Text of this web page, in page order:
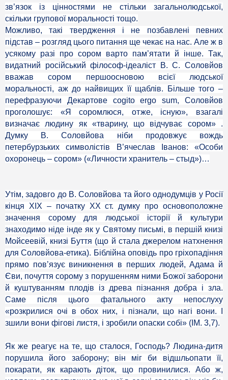
зв’язок із цінностями не стільки загальнолюдської,
скільки групової моральності тощо.
Можливо, такі твердження і не позбавлені певних
підстав – розгляд цього питання ще чекає на нас. Але ж в
усякому разі про сором варто пам’ятати й інше. Так,
видатний російський філософ-ідеаліст В. С. Соловйов
вважав сором першоосновою всієї людської
моральності, аж до найвищих її щаблів. Більше того –
перефразуючи Декартове cogito ergo sum, Соловйов
проголошує: «Я соромлюся, отже, існую», взагалі
визначає людину як «тварину, що відчуває сором» .
Думку В. Соловйова ніби продовжує вождь
петербурзьких символістів В’ячеслав Іванов: «Особи
охоронець – сором» («Личности хранитель – стыд»)…
Утім, задовго до В. Соловйова та його однодумців у Росії
кінця XIX – початку XX ст. думку про основоположне
значення сорому для людської історії й культури
знаходимо ніде інде як у Святому письмі, в першій книзі
Мойсеевій, книзі Буття (що й стала джерелом натхнення
для Соловйова-етика). Біблійна оповідь про гріхопадіння
прямо пов’язує виникнення в перших людей, Адама й
Єви, почуття сорому з порушенням ними Божої заборони
й куштуванням плодів із древа пізнання добра і зла.
Саме після цього фатального акту непослуху
«розкрилися очі в обох них, і пізнали, що нагі вони. І
зшили вони фігові листя, і зробили опаски собі» (ІМ. 3,7).
Як же реагує на те, що сталося, Господь? Людина-дитя
порушила його заборону; він міг би відшльопати її,
покарати, як карають діток, що провинилися. Або ж,